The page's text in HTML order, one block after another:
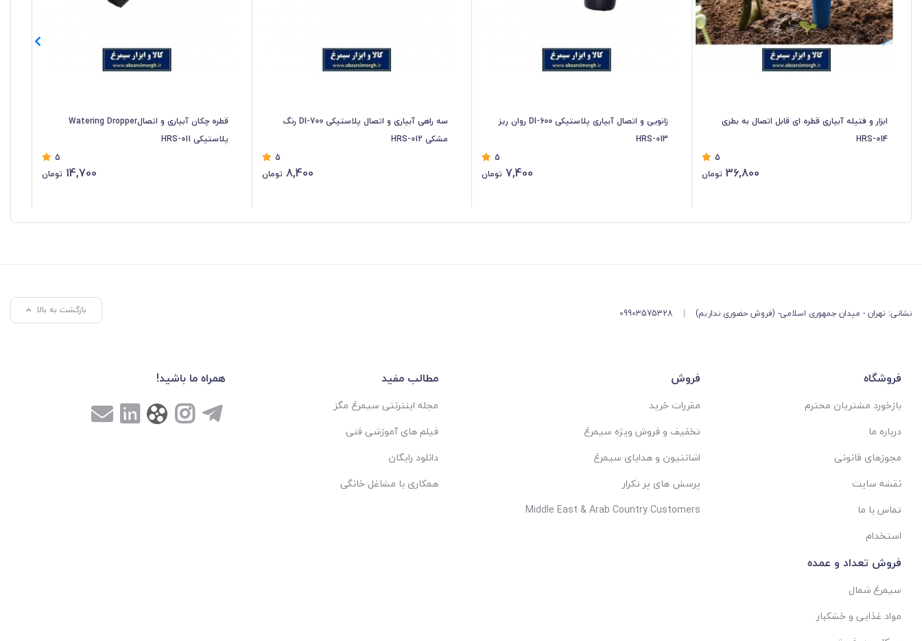
ابزار و فتیله آبیاری قطره ای قابل اتصال به بطری
HRS-014
5
36,800 تومان
زانویی و اتصال آبیاری پلاستیکی DI-600 روان ریز
HRS-013
5
7,400 تومان
سه راهی آبیاری و اتصال پلاستیکی DI-700 رنگ
مشکی HRS-012
5
8,400 تومان
قطره چکان آبیاری و اتصالWatering Dropper
پلاستیکی HRS-011
5
14,700 تومان
نشانی: تهران - میدان جمهوری اسلامی- (فروش حضوری نداریم) |
09903575328 بازگشت به بالا
فروشگاه
بازخورد مشتریان محترم
درباره ما
مجوزهای قانونی
نقشه سایت
تماس با ما
استخدام
فروش
مقررات خرید
تخفیف و فروش ویژه سیمرغ
اشانتیون و هدایای سیمرغ
پرسش های پر تکرار
Middle East & Arab Country Customers
مطالب مفید
مجله اینترنتی سیمرغ مگز
فیلم های آموزشی فنی
دانلود رایگان
همکاری با مشاغل خانگی
فروش تعداد و عمده
سیمرغ شمال
مواد غذایی و خشکبار
همراه ما باشید!